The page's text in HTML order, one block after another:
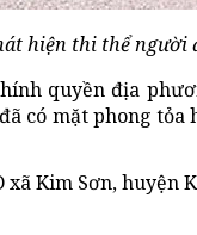
hiện thi thể người
quyền địa
có mặt phong
Kim Sơn, huyện